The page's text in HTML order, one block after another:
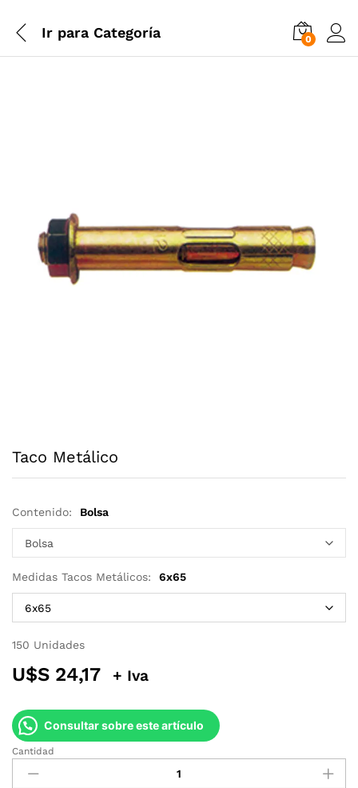
Ir para Categoría 0
Taco Metálico
Contenido: Bolsa
Medidas Tacos Metálicos: 6x65
150 Unidades
U$S 24,17 + Iva
Consultar sobre este artículo
Taco
Metálico
Cantidad